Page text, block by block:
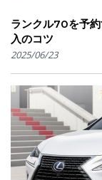
ランクル70を予
入のコツ
2025/06/23